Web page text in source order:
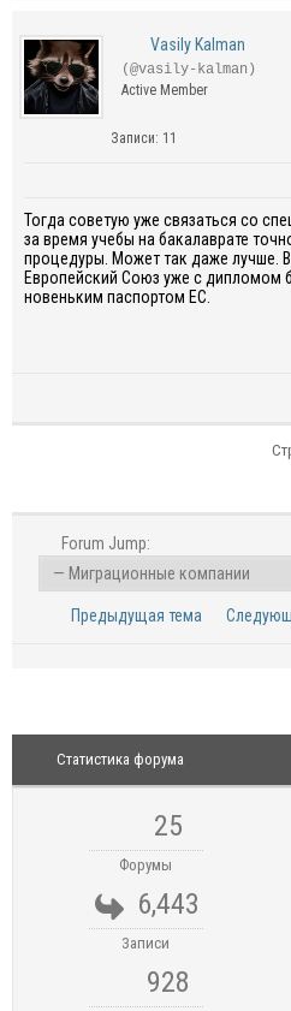
Vasily Kalman
(@vasily-kalman)
Active Member
Записи: 11
Тогда советую уже связаться со
за время учебы на бакалаврате
процедуры. Может так даже лучше.
Европейский Союз уже с дипломом
новеньким паспортом ЕС.
Forum Jump:
Предыдущая тема
Статистика форума
25
Форумы
6,443
Записи
928